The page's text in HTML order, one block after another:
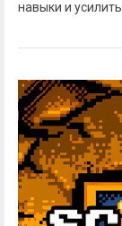
навыки и усилить